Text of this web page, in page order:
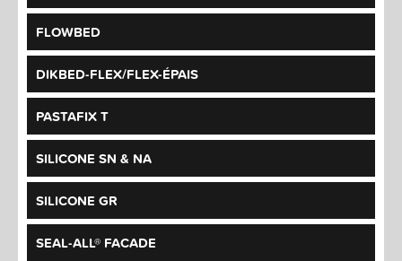
FLOWBED
DIKBED-FLEX/FLEX-ÉPAIS
PASTAFIX T
SILICONE SN & NA
SILICONE GR
SEAL-ALL® FACADE